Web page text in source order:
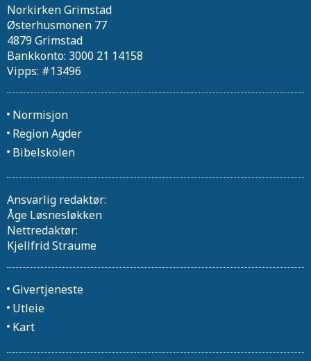
Norkirken Grimstad
Østerhusmonen 77
4879 Grimstad
Bankkonto: 3000 21 14158
Vipps: #13496
Normisjon
Region Agder
Bibelskolen
Ansvarlig redaktør:
Åge Løsnesløkken
Nettredaktør:
Kjellfrid Straume
Givertjeneste
Utleie
Kart